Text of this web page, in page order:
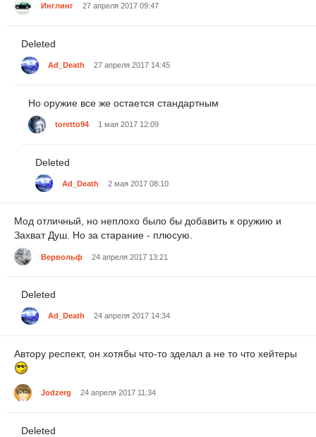
Инглинг 27 апреля 2017 09:47
Deleted
Ad_Death 27 апреля 2017 14:45
Но оружие все же остается стандартным
toretto94 1 мая 2017 12:09
Deleted
Ad_Death 2 мая 2017 08:10
Мод отличный, но неплохо было бы добавить к оружию и
Захват Душ. Но за старание - плюсую.
Вервольф 24 апреля 2017 13:21
Deleted
Ad_Death 24 апреля 2017 14:34
Автору респект, он хотябы что-то зделал а не то что хейтеры
Jodzerg 24 апреля 2017 11:34
Deleted